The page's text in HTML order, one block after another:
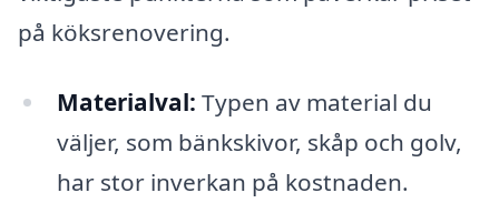
på köksrenovering.
Materialval: Typen av material du
väljer, som bänkskivor, skåp och golv,
har stor inverkan på kostnaden.